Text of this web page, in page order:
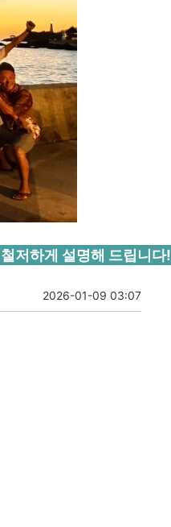
저하게 설명해 드립니다!
2026-01-09 03:07